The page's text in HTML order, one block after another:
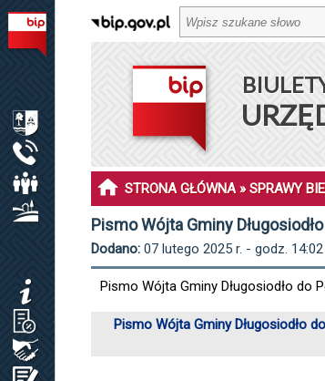
BIULETYN INFORMACJI PUBLICZNEJ
MENU PODMIOTOWE
INFORMACJE O GMINIE DŁUGOSIODŁO
RADA GMINY
SOŁECTWA I SOŁTYSI
MENU PRZEDMIOTOWE
KOMUNIKATY
JAK ZAŁATWIĆ SPRAWĘ / KARTY USŁUG
STRONA GŁÓWNA»SPRAWY
Pismo Wójta Gminy
Dodano:07 lutego 2025 r. - godz. 14:02
Pismo Wójta Gminy Długosiodło
Pismo Wójta Gminy Długosiodło